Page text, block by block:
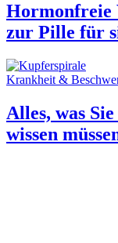
Hormonfreie
zur Pille für
Krankheit &
Alles, was
wissen